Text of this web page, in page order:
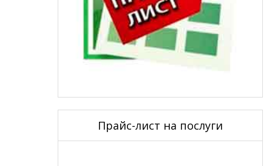
Прайс-лист на послуги